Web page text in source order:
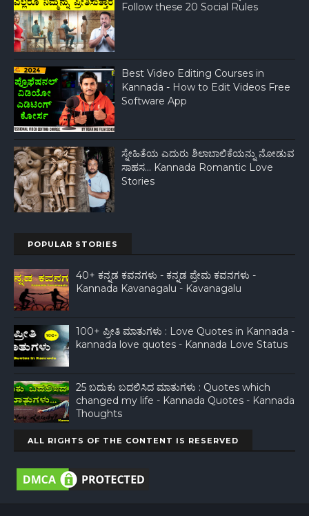
Follow these 20 Social Rules
Best Video Editing Courses in
Kannada - How to Edit Videos Free
Software App
ಸ್ನೇಹಿತೆಯ ಎದುರು ಶಿಲಾಬಾಲಿಕೆಯನ್ನು ನೋಡುವ
ಸಾಹಸ... Kannada Romantic Love
Stories
POPULAR STORIES
40+ ಕನ್ನಡ ಕವನಗಳು - ಕನ್ನಡ ಪ್ರೇಮ ಕವನಗಳು -
Kannada Kavanagalu - Kavanagalu
100+ ಪ್ರೀತಿ ಮಾತುಗಳು : Love Quotes in Kannada -
kannada love quotes - Kannada Love Status
25 ಬದುಕು ಬದಲಿಸಿದ ಮಾತುಗಳು : Quotes which
changed my life - Kannada Quotes - Kannada
Thoughts
ALL RIGHTS OF THE CONTENT IS RESERVED